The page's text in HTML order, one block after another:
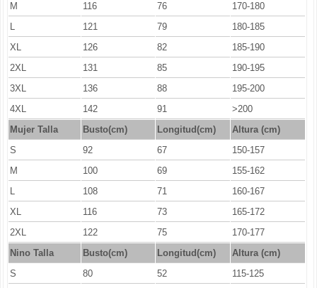
M
116 76
170-180
L
121 79
180-185
XL
126 82
185-190
2XL
131 85
190-195
3XL
136 88
195-200
4XL
142 91
>200
Mujer Talla
Busto(cm) Longitud(cm)
Altura (cm)
S
92 67
150-157
M
100 69
155-162
L
108 71
160-167
XL
116 73
165-172
2XL
122 75
170-177
Nino Talla
Busto(cm) Longitud(cm)
Altura (cm)
S
80 52
115-125